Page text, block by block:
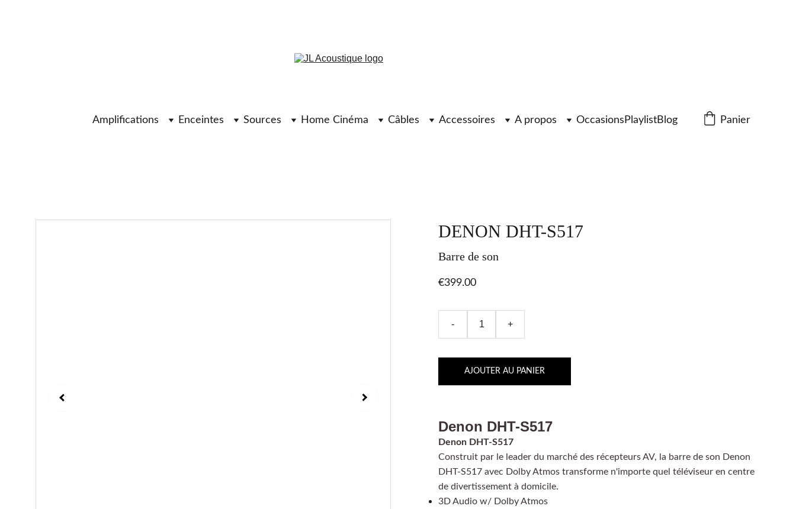
Amplifications Enceintes Sources Home Cinéma Câbles Accessoires A propos Occasions PlaylistBlog Panier
DENON DHT-S517
Barre de son
€399.00
- +
AJOUTER AU PANIER
Denon DHT-S517
Denon DHT-S517
Construit par le leader du marché des récepteurs AV, la barre de son Denon
DHT-S517 avec Dolby Atmos transforme n'importe quel téléviseur en centre
de divertissement à domicile.
3D Audio w/ Dolby Atmos